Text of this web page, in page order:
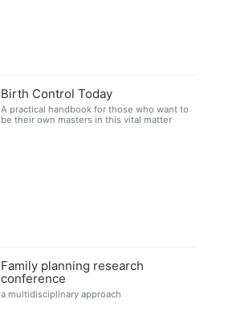
Birth Control Today
A practical handbook for those who want to
be their own masters in this vital matter
Family planning research
conference
a multidisciplinary approach